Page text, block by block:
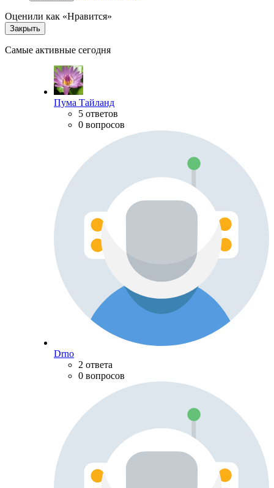
Оценили как «Нравится»
Закрыть
Самые активные сегодня
Пума Тайланд
5 ответов
0 вопросов
Drno
2 ответа
0 вопросов